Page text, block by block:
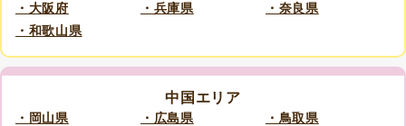
・大阪府
・兵庫県
・奈良県
・和歌山県
中国エリア
・岡山県 ・広島県
・鳥取県